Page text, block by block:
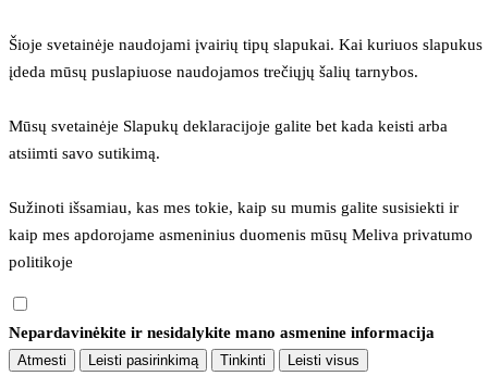
Šioje svetainėje naudojami įvairių tipų slapukai. Kai kuriuos slapukus
įdeda mūsų puslapiuose naudojamos trečiųjų šalių tarnybos.
Mūsų svetainėje Slapukų deklaracijoje galite bet kada keisti arba
atsiimti savo sutikimą.
Sužinoti išsamiau, kas mes tokie, kaip su mumis galite susisiekti ir
kaip mes apdorojame asmeninius duomenis mūsų Meliva privatumo
politikoje
Nepardavinėkite ir nesidalykite mano asmenine informacija
Atmesti Leisti pasirinkimą Tinkinti Leisti visus